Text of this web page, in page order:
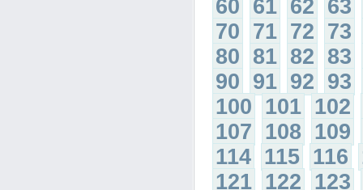
60 61 62 63
70 71 72 73
80 81 82 83
90 91 92 93
100 101 102
107 108 109
114 115 116
121 122 123